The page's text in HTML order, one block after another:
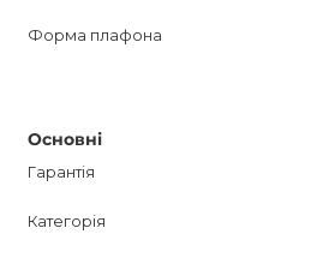
Форма плафона
Основні
Гарантія
Категорія